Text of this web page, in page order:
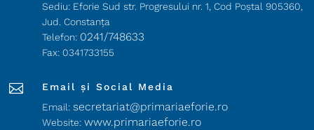
Sediu: Eforie Sud str. Progresului nr. 1, Cod Poştal 905360,
Jud. Constanţa
Telefon: 0241/748633
Fax: 0341733155

Email și Social Media
Email:secretariat@primariaeforie.ro
Website:www.primariaeforie.ro